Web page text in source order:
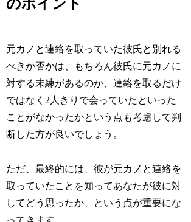
のポイント
元カノと連絡を取っていた彼氏と別れる
べきか否かは、もちろん彼氏に元カノに
対する未練があるのか、連絡を取るだけ
ではなく2人きりで会っていたといった
ことがなかったかという点も考慮して判
断した方が良いでしょう。
ただ、最終的には、彼が元カノと連絡を
取っていたことを知ってあなたが彼に対
してどう思ったか、という点が重要にな
ってきます。